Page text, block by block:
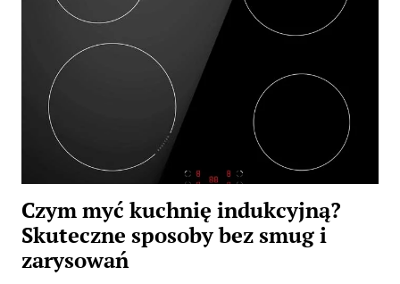
Czym myć kuchnię indukcyjną?
Skuteczne sposoby bez smug i
zarysowań